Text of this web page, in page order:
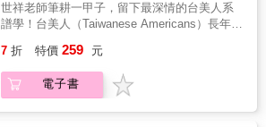
本。──張之豪（基隆市議員）◎國家人權博物
館出版補助
苦難，化作喜樂給旁人的偉大情操，是真正的
人格者！──周立軒（資深國會助理）魏廷朝在
自由的渴求。台灣人或許少有快樂的機會，卻
始終懷抱盼望。我們努力傳承記憶，是為了讓
歷史的重量化為基石，讓下一代能在更美好的
捕，原由竟是與他無涉的「臺南美國新聞處爆
炸案」。他被帶往不詳之地，遭受殘酷非人道
的酷刑和精神凌虐。在長達數十小時不准睡
強迫坐著，牙齒被擊落三顆，甚至被逼舔食自
己吐出的血，被倒吊灌水，造成永久性的嗅覺
與聽覺傷害。儘管查無實證，情治單位仍以虛
世祥老師筆耕一甲子，留下最深情的台美人系
譜學！台美人（Taiwanese Americans）長年旅
教育程度與收入多寡，對於台灣社會進步發
展、台灣文化推廣總是不遺餘力。深刻的台灣
意識與國族認同，持續強化台美人社群聯帶，
7 折 特價 259 元
電子書